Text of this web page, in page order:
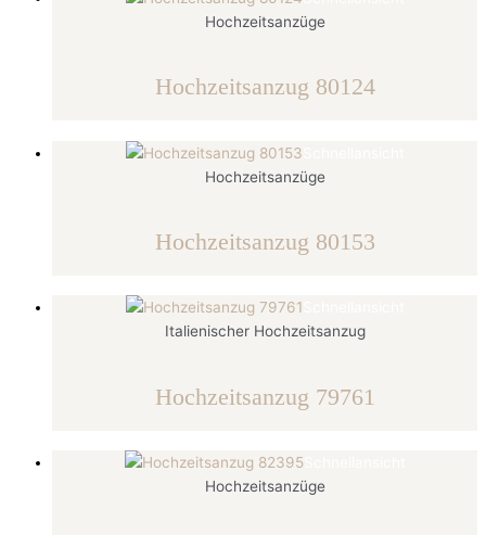
Hochzeitsanzüge
Hochzeitsanzug 80124
Hochzeitsanzüge
Hochzeitsanzug 80153
Italienischer Hochzeitsanzug
Hochzeitsanzug 79761
Schnellansicht
Hochzeitsanzüge